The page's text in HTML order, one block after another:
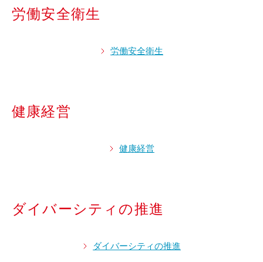
労働安全衛生
労働安全衛生
健康経営
健康経営
ダイバーシティの推進
ダイバーシティの推進